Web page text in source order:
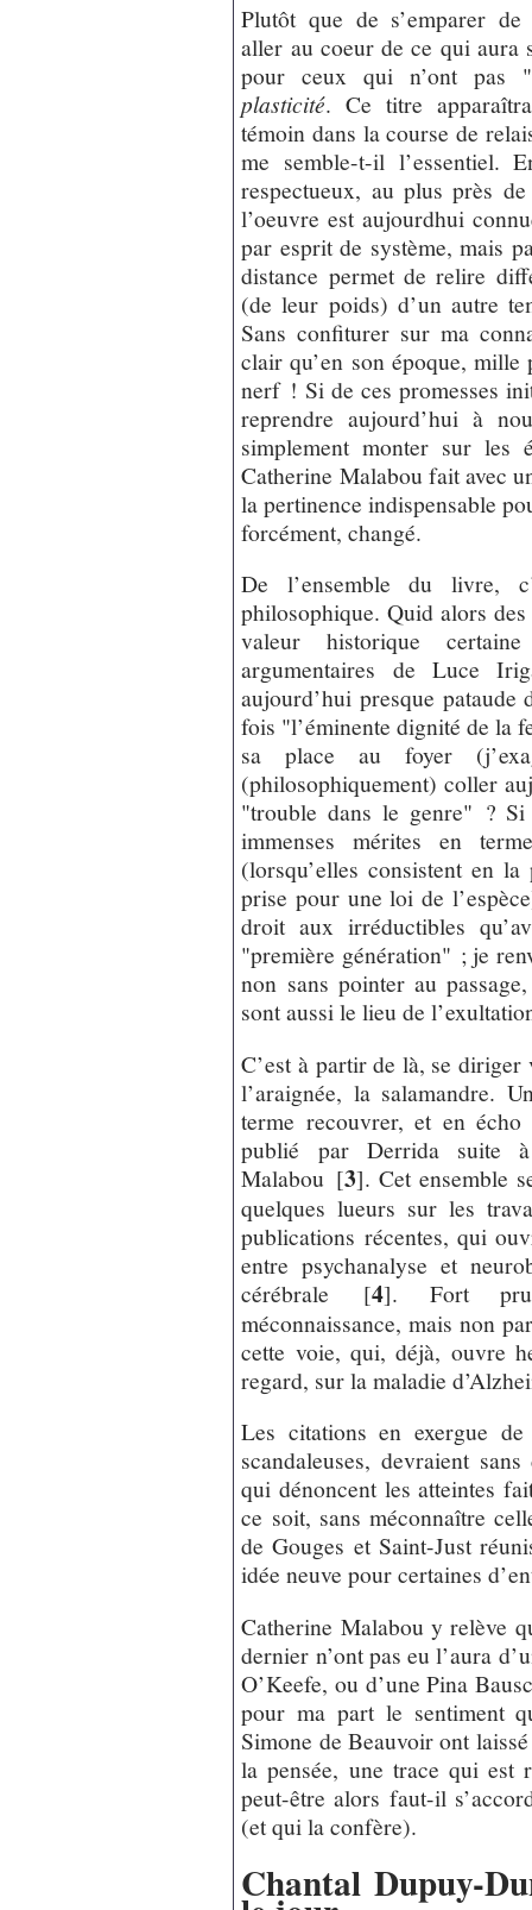
Plutôt que de s’emparer de
aller au coeur de ce qui
pour ceux qui n’ont pas
plasticité. Ce titre
témoin dans la course de
me semble-t-il l’essentiel.
respectueux, au plus près
l’oeuvre est aujourdhui
par esprit de système, mais
distance permet de relire
(de leur poids) d’un autre
Sans confiturer sur ma
clair qu’en son époque, mille
nerf ! Si de ces promesses
reprendre aujourd’hui à
simplement monter sur les
Catherine Malabou fait avec
la pertinence indispensable
forcément, changé.
De l’ensemble du livre,
philosophique. Quid alors
valeur historique
argumentaires de Luce
aujourd’hui presque
fois "l’éminente dignité de la
sa place au foyer
(philosophiquement) coller
"trouble dans le genre" ? Si
immenses mérites en
(lorsqu’elles consistent en
prise pour une loi de
droit aux irréductibles
"première génération" ; je
non sans pointer au
sont aussi le lieu de
C’est à partir de là, se
l’araignée, la salamandre.
terme recouvrer, et en
publié par Derrida suite
Malabou [3]. Cet ensemble
quelques lueurs sur les
publications récentes, qui
entre psychanalyse et
cérébrale [4]. Fort
méconnaissance, mais non
cette voie, qui, déjà, ouvre
regard, sur la maladie
Les citations en exergue
scandaleuses, devraient
qui dénoncent les atteintes
ce soit, sans méconnaître
de Gouges et Saint-Just
idée neuve pour certaines
Catherine Malabou y relève
dernier n’ont pas eu l’aura
O’Keefe, ou d’une Pina
pour ma part le sentiment
Simone de Beauvoir ont
la pensée, une trace qui est
peut-être alors faut-il
(et qui la confère).
Chantal Dupuy-